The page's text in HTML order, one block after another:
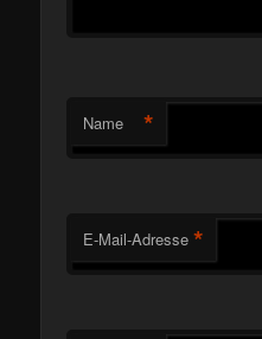
Name *
E-Mail-Adresse *